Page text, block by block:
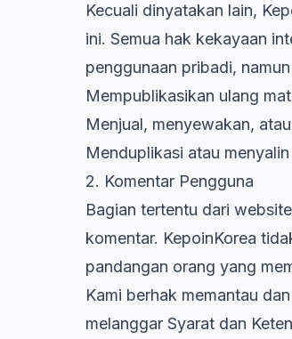
Kecuali dinyatakan lain,
ini. Semua hak kekayaan
penggunaan pribadi,
Mempublikasikan ulang
Menjual, menyewakan,
Menduplikasi atau
2. Komentar Pengguna
Bagian tertentu dari
komentar. KepoinKorea
pandangan orang yang
Kami berhak memantau
melanggar Syarat dan